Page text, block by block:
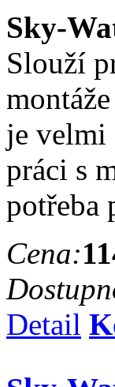
Sky-
Slouží
je velmi
práci s
potřeba
Cena:
Detail